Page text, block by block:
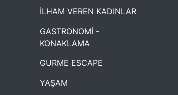
İLHAM VEREN KADINLAR
GASTRONOMİ -
KONAKLAMA
GURME ESCAPE
YAŞAM